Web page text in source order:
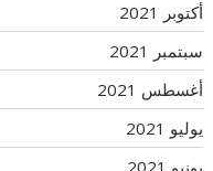
أكتوبر 2021
سبتمبر 2021
أغسطس 2021
يوليو 2021